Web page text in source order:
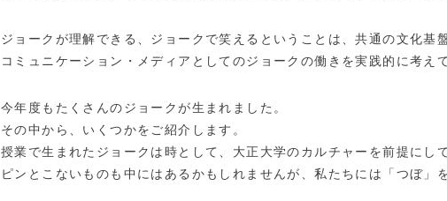
ジョークが理解できる、ジョークで笑えるということは、共通の文化基
コミュニケーション・メディアとしてのジョークの働きを実践的に考え
今年度もたくさんのジョークが生まれました。
その中から、いくつかをご紹介します。
授業で生まれたジョークは時として、大正大学のカルチャーを前提にし
ピンとこないものも中にはあるかもしれませんが、私たちには「つぼ」